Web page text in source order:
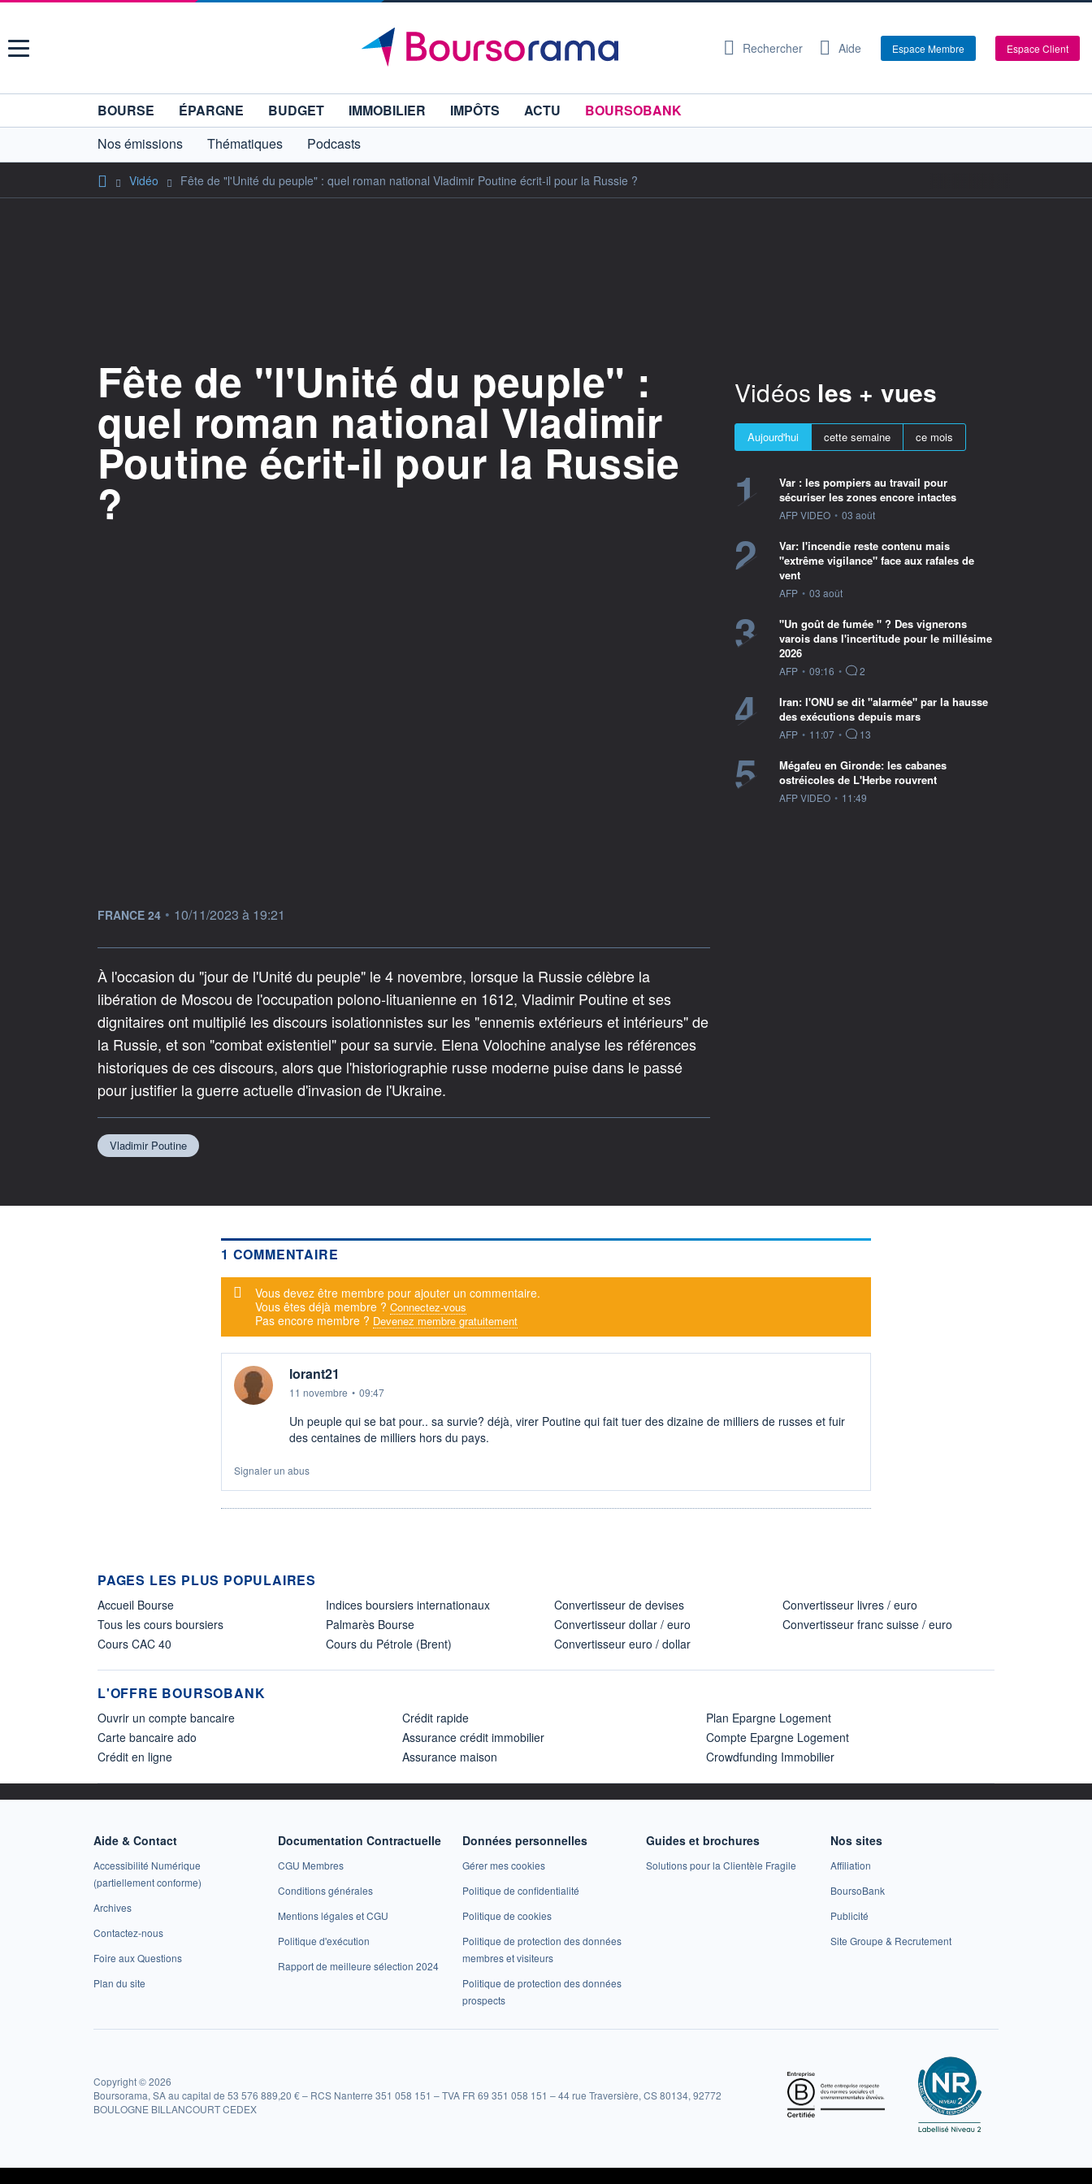
Menu Rechercher Aide Espace Membre Espace Client
BOURSE ÉPARGNE BUDGET IMMOBILIER IMPÔTS ACTU
BOURSOBANK
Nos émissions
Thématiques Podcasts
Vidéo Fête de "l'Unité du peuple" : quel roman national Vladimir Poutine écrit-il pour la Russie ?
Fête de "l'Unité du peuple" :
quel roman national Vladimir
Poutine écrit-il pour la Russie
?
information fournie par
FRANCE 24 • 10/11/2023 à 19:21
À l'occasion du "jour de l'Unité du peuple" le 4 novembre, lorsque la Russie célèbre la
libération de Moscou de l'occupation polono-lituanienne en 1612, Vladimir Poutine et ses
dignitaires ont multiplié les discours isolationnistes sur les "ennemis extérieurs et intérieurs" de
la Russie, et son "combat existentiel" pour sa survie. Elena Volochine analyse les références
historiques de ces discours, alors que l'historiographie russe moderne puise dans le passé
pour justifier la guerre actuelle d'invasion de l'Ukraine.
Vladimir Poutine
Vidéos les + vues
Aujourd'hui cette semaine ce mois
1
Var : les pompiers au travail pour
sécuriser les zones encore intactes
information fournie par
AFP VIDEO • 03 août
2
Var: l'incendie reste contenu mais
"extrême vigilance" face aux rafales de
vent
information fournie par
AFP • 03 août
3
"Un goût de fumée " ? Des vignerons
varois dans l'incertitude pour le millésime
2026
information fournie par
AFP • 09:16 • 2
4
Iran: l'ONU se dit "alarmée" par la hausse
des exécutions depuis mars
information fournie par
AFP • 11:07 • 13
5
Mégafeu en Gironde: les cabanes
ostréicoles de L'Herbe rouvrent
information fournie par
AFP VIDEO • 11:49
1 COMMENTAIRE
Message d'alerte
Vous devez être membre pour ajouter un commentaire.
Vous êtes déjà membre ? Connectez-vous
Pas encore membre ? Devenez membre gratuitement
lorant21
11 novembre • 09:47
Un peuple qui se bat pour.. sa survie? déjà, virer Poutine qui fait tuer des dizaine de milliers de russes et fuir
des centaines de milliers hors du pays.
Signaler un abus
PAGES LES PLUS POPULAIRES
Accueil Bourse
Tous les cours boursiers
Cours CAC 40
Indices boursiers internationaux
Palmarès Bourse
Cours du Pétrole (Brent)
Convertisseur de devises
Convertisseur dollar / euro
Convertisseur euro / dollar
Convertisseur livres / euro
Convertisseur franc suisse / euro
L'OFFRE BOURSOBANK
Ouvrir un compte bancaire
Carte bancaire ado
Crédit en ligne
Crédit rapide
Assurance crédit immobilier
Assurance maison
Plan Epargne Logement
Compte Epargne Logement
Crowdfunding Immobilier
Aide & Contact
Accessibilité Numérique
(partiellement conforme)
Archives
Contactez-nous
Foire aux Questions
Plan du site
Documentation Contractuelle
CGU Membres
Conditions générales
Mentions légales et CGU
Politique d'exécution
Rapport de meilleure sélection 2024
Données personnelles
Gérer mes cookies
Politique de confidentialité
Politique de cookies
Politique de protection des données
membres et visiteurs
Politique de protection des données
prospects
Guides et brochures
Solutions pour la Clientèle Fragile
Nos sites
Affiliation
BoursoBank
Publicité
Site Groupe & Recrutement
Copyright © 2026
Boursorama, SA au capital de 53 576 889,20 € – RCS Nanterre 351 058 151 – TVA FR 69 351 058 151 – 44 rue Traversière, CS 80134, 92772
BOULOGNE BILLANCOURT CEDEX